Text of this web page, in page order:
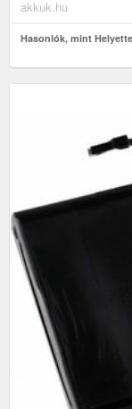
akkuk.hu
Hasonlók, mint